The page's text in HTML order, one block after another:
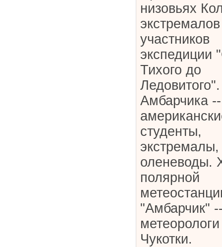
низовьях
участников
экспедиции
Тихого до
Амбарчика --
студенты,
экстремалы,
оленеводы.
полярной
"Амбарчик"
метеорологи
Чукотки.